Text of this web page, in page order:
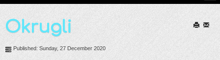
Okrugli
Published: Sunday, 27 December 2020